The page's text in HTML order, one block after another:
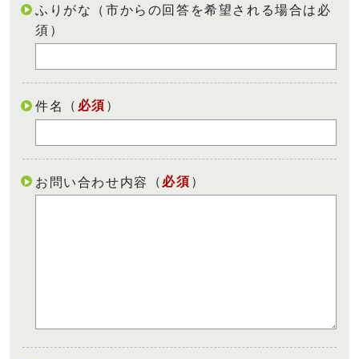
ふりがな（市からの回答を希望される場合は必
須）
件名 （ 必須 ）
お問い合わせ内容 （ 必須 ）